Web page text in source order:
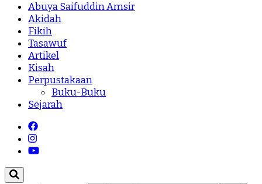
Abuya Saifuddin Amsir
Akidah
Fikih
Tasawuf
Artikel
Kisah
Perpustakaan
Buku-Buku
Sejarah